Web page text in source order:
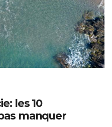
les 10
manquer